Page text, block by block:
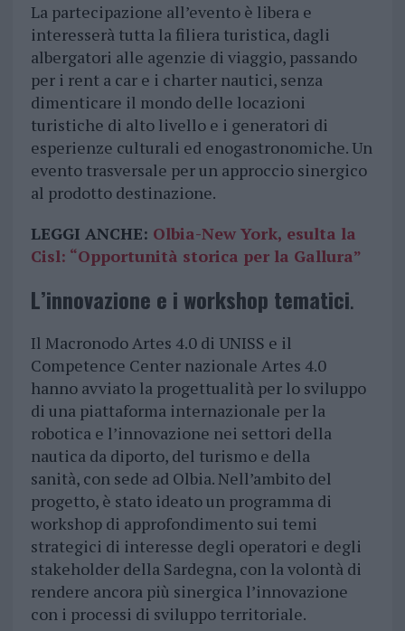
La partecipazione all’evento è libera e
interesserà tutta la filiera turistica, dagli
albergatori alle agenzie di viaggio, passando
per i rent a car e i charter nautici, senza
dimenticare il mondo delle locazioni
turistiche di alto livello e i generatori di
esperienze culturali ed enogastronomiche. Un
evento trasversale per un approccio sinergico
al prodotto destinazione.
LEGGI ANCHE: Olbia-New York, esulta la
Cisl: “Opportunità storica per la Gallura”
L’innovazione e i workshop tematici.
Il Macronodo Artes 4.0 di UNISS e il
Competence Center nazionale Artes 4.0
hanno avviato la progettualità per lo sviluppo
di una piattaforma internazionale per la
robotica e l’innovazione nei settori della
nautica da diporto, del turismo e della
sanità, con sede ad Olbia. Nell’ambito del
progetto, è stato ideato un programma di
workshop di approfondimento sui temi
strategici di interesse degli operatori e degli
stakeholder della Sardegna, con la volontà di
rendere ancora più sinergica l’innovazione
con i processi di sviluppo territoriale.